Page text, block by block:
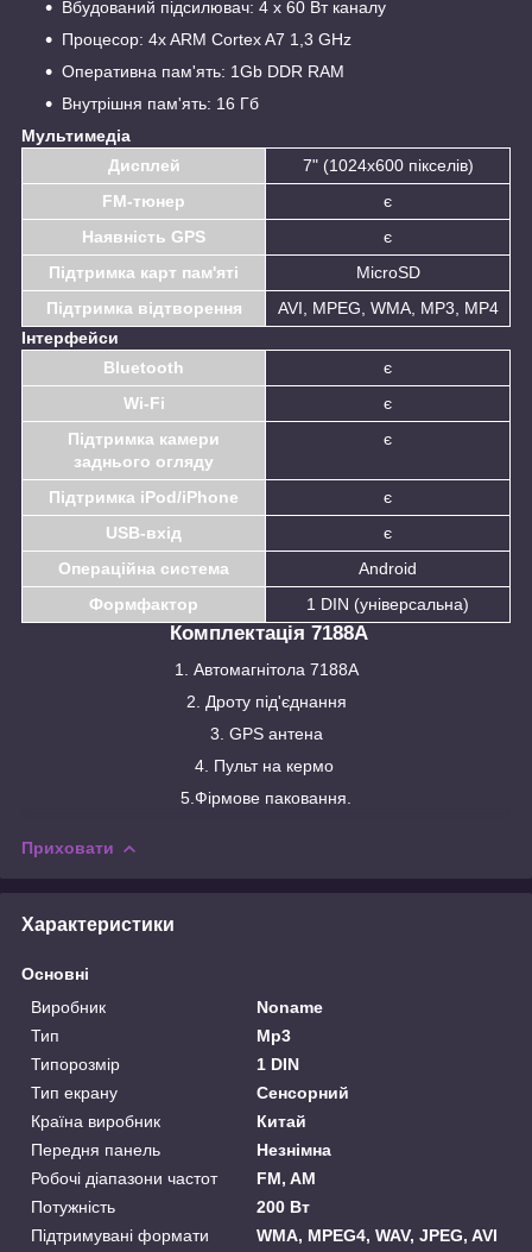
Вбудований підсилювач: 4 х 60 Вт каналу
Процесор: 4x ARM Cortex A7 1,3 GHz
Оперативна пам'ять: 1Gb DDR RAM
Внутрішня пам'ять: 16 Гб
Мультимедіа
Дисплей
7" (1024х600 пікселів)
FM-тюнер
є
Наявність GPS
є
Підтримка карт пам'яті
MicroSD
Підтримка відтворення
AVI, MPEG, WMA, MP3, MP4
Інтерфейси
Bluetooth
є
Wi-Fi
є
Підтримка камери
заднього огляду
є
Підтримка iPod/iPhone
є
USB-вхід
є
Операційна система
Android
Формфактор
1 DIN (універсальна)
Комплектація 7188A
1. Автомагнітола 7188A
2. Дроту під'єднання
3. GPS антена
4. Пульт на кермо
5.Фірмове паковання.
Приховати
Характеристики
Основні
Виробник
Noname
Тип
Mp3
Типорозмір
1 DIN
Тип екрану
Сенсорний
Країна виробник
Китай
Передня панель
Незнімна
Робочі діапазони частот
FM, AM
Потужність
200 Вт
Підтримувані формати
WMA, MPEG4, WAV, JPEG, AVI